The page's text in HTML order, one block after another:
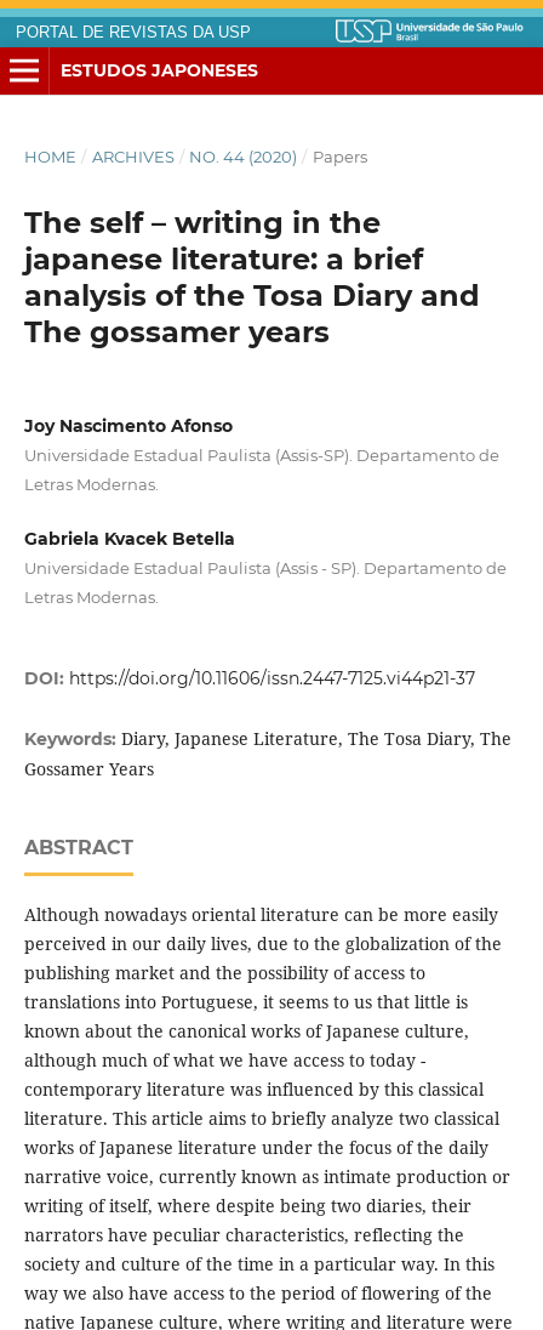
PORTAL DE REVISTAS DA USP
ESTUDOS JAPONESES
HOME / ARCHIVES / NO. 44 (2020) / Papers
The self – writing in the
japanese literature: a brief
analysis of the Tosa Diary and
The gossamer years
Joy Nascimento Afonso
Universidade Estadual Paulista (Assis-SP). Departamento de
Letras Modernas.
Gabriela Kvacek Betella
Universidade Estadual Paulista (Assis - SP). Departamento de
Letras Modernas.
DOI: https://doi.org/10.11606/issn.2447-7125.vi44p21-37
Keywords: Diary, Japanese Literature, The Tosa Diary, The
Gossamer Years
ABSTRACT
Although nowadays oriental literature can be more easily
perceived in our daily lives, due to the globalization of the
publishing market and the possibility of access to
translations into Portuguese, it seems to us that little is
known about the canonical works of Japanese culture,
although much of what we have access to today -
contemporary literature was influenced by this classical
literature. This article aims to briefly analyze two classical
works of Japanese literature under the focus of the daily
narrative voice, currently known as intimate production or
writing of itself, where despite being two diaries, their
narrators have peculiar characteristics, reflecting the
society and culture of the time in a particular way. In this
way we also have access to the period of flowering of the
native Japanese culture, where writing and literature were